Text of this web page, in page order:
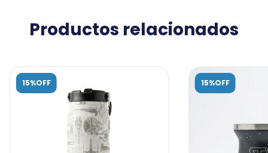
Productos relacionados
15%OFF 15%OFF